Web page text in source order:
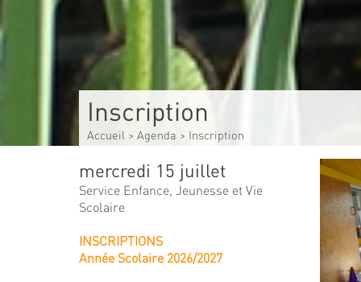
Inscription
Accueil > Agenda > Inscription
mercredi 15 juillet
Service Enfance, Jeunesse et Vie
Scolaire
INSCRIPTIONS
Année Scolaire 2026/2027